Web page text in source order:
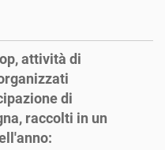
attività di
di
raccolti in un